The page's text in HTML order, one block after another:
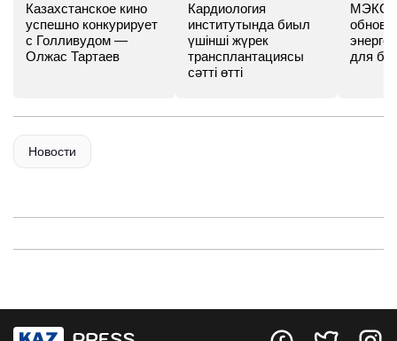
Казахстанское кино
успешно конкурирует
с Голливудом —
Олжас Тартаев
Кардиология
институтында биыл
үшінші жүрек
трансплантациясы
сәтті өтті
МЭКС -
для
Новости